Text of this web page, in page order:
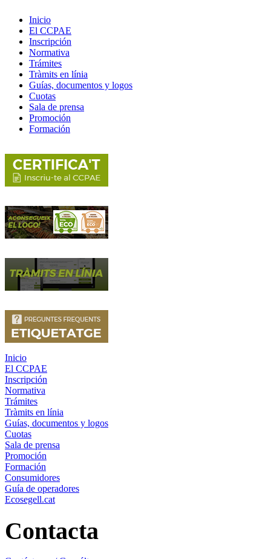
Inicio
El CCPAE
Inscripción
Normativa
Trámites
Tràmits en línia
Guías, documentos y logos
Cuotas
Sala de prensa
Promoción
Formación
Inicio
El CCPAE
Inscripción
Normativa
Trámites
Tràmits en línia
Guías, documentos y logos
Cuotas
Sala de prensa
Promoción
Formación
Consumidores
Guía de operadores
Ecosegell.cat
Contacta